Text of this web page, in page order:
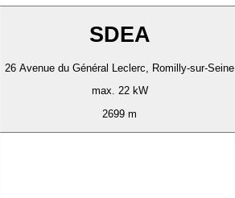
SDEA
26 Avenue du Général Leclerc, Romilly-sur-Seine
max. 22 kW
2699 m